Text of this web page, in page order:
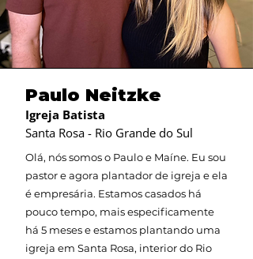
Paulo Neitzke
Igreja Batista
Santa Rosa - Rio Grande do Sul
Olá, nós somos o Paulo e Maíne. Eu sou
pastor e agora plantador de igreja e ela
é empresária. Estamos casados há
pouco tempo, mais especificamente
há 5 meses e estamos plantando uma
igreja em Santa Rosa, interior do Rio